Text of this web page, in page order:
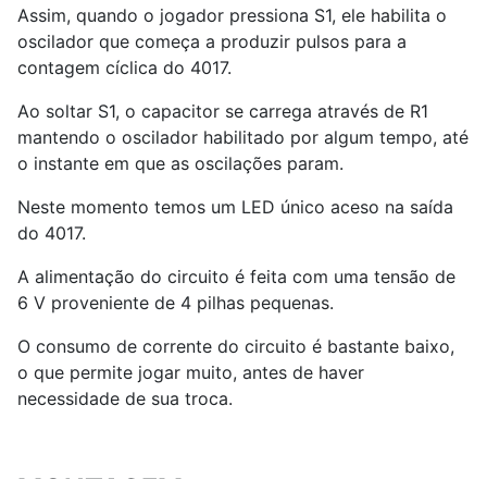
Assim, quando o jogador pressiona S1, ele habilita o
oscilador que começa a produzir pulsos para a
contagem cíclica do 4017.
Ao soltar S1, o capacitor se carrega através de R1
mantendo o oscilador habilitado por algum tempo, até
o instante em que as oscilações param.
Neste momento temos um LED único aceso na saída
do 4017.
A alimentação do circuito é feita com uma tensão de
6 V proveniente de 4 pilhas pequenas.
O consumo de corrente do circuito é bastante baixo,
o que permite jogar muito, antes de haver
necessidade de sua troca.